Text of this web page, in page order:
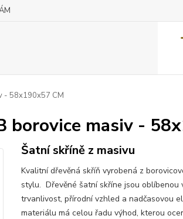
- 58x190x57 CM
borovice masiv -
Šatní skříně z masivu
Kvalitní dřevěná skříň vyrobená z
stylu. Dřevěné šatní skříne jsou oblíbenou
trvanlivost, přírodní vzhled a nadčasovou
materiálu má celou řadu výhod, kterou